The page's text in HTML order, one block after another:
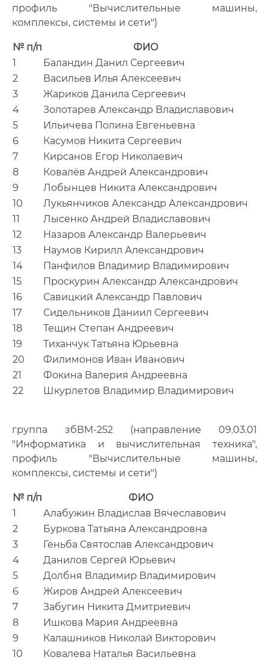
профиль "Вычислительные машины,
комплексы, системы и сети")
№ п/п
ФИО
1
Баландин Данил Сергеевич
2
Васильев Илья Алексеевич
3
Жариков Данила Сергеевич
4
Золотарев Александр Владиславович
5
Ильичева Полина Евгеньевна
6
Касумов Никита Сергеевич
7
Кирсанов Егор Николаевич
8
Ковалёв Андрей Александрович
9
Лобынцев Никита Александрович
10
Лукьянчиков Александр Александрович
11
Лысенко Андрей Владиславович
12
Назаров Александр Валерьевич
13
Наумов Кирилл Александрович
14
Панфилов Владимир Владимирович
15
Проскурин Александр Александрович
16
Савицкий Александр Павлович
17
Сидельников Даниил Сергеевич
18
Тещин Степан Андреевич
19
Тиханчук Татьяна Юрьевна
20
Филимонов Иван Иванович
21
Фокина Валерия Андреевна
22
Шкурлетов Владимир Владимирович
группа збВМ-252 (направление 09.03.01
"Информатика и вычислительная техника",
профиль "Вычислительные машины,
комплексы, системы и сети")
№ п/п
ФИО
1
Алабужин Владислав Вячеславович
2
Буркова Татьяна Александровна
3
Геньба Святослав Александрович
4
Данилов Сергей Юрьевич
5
Долбня Владимир Владимирович
6
Жиров Андрей Алексеевич
7
Забугин Никита Дмитриевич
8
Ишкова Мария Андреевна
9
Калашников Николай Викторович
10
Ковалева Наталья Васильевна